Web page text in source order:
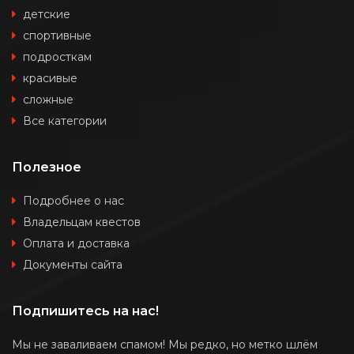
детские
спортивные
подросткам
красивые
сложные
Все категории
Полезное
Подробнее о нас
Владельцам квестов
Оплата и доставка
Документы сайта
Подпишитесь на нас!
Мы не заваливаем спамом! Мы редко, но метко шлём